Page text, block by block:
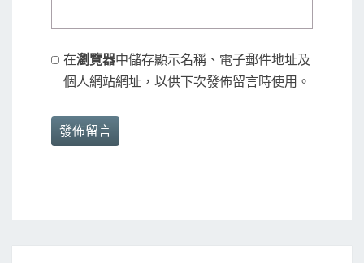
在瀏覽器中儲存顯示名稱、電子郵件地址及
個人網站網址，以供下次發佈留言時使用。